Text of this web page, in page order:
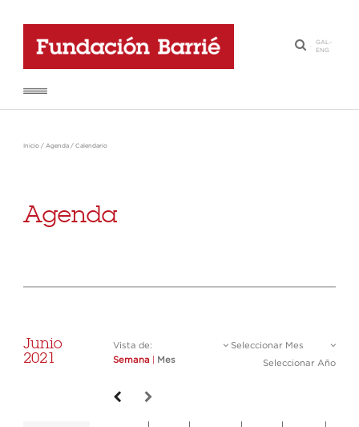
·
GAL-
ENG
Inicio / Agenda / Calendario
Agenda
Junio
2021
Vista de:
Semana
Mes
Seleccionar Mes
Seleccionar Año